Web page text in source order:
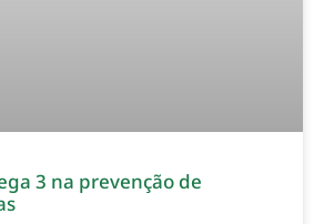
3 na prevenção de